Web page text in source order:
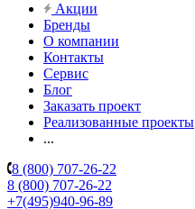
Акции
Бренды
О компании
Контакты
Сервис
Блог
Заказать проект
Реализованные проекты
...
8 (800) 707-26-22
8 (800) 707-26-22
+7(495)940-96-89